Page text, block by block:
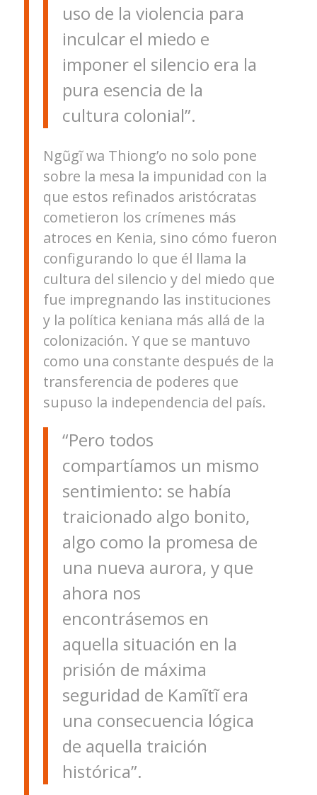
uso de la violencia para
inculcar el miedo e
imponer el silencio era la
pura esencia de la
cultura colonial”.
Ngũgĩ wa Thiong’o no solo pone
sobre la mesa la impunidad con la
que estos refinados aristócratas
cometieron los crímenes más
atroces en Kenia, sino cómo fueron
configurando lo que él llama la
cultura del silencio y del miedo que
fue impregnando las instituciones
y la política keniana más allá de la
colonización. Y que se mantuvo
como una constante después de la
transferencia de poderes que
supuso la independencia del país.
“Pero todos
compartíamos un mismo
sentimiento: se había
traicionado algo bonito,
algo como la promesa de
una nueva aurora, y que
ahora nos
encontrásemos en
aquella situación en la
prisión de máxima
seguridad de Kamĩtĩ era
una consecuencia lógica
de aquella traición
histórica”.